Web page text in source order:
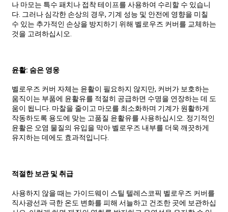
나 마모는 특수 패치나 접착 테이프를 사용하여 수리할 수 있습니
다. 그러나 심각한 손상의 경우, 기계 성능 및 안전에 영향을 미칠
수 있는 추가적인 손상을 방지하기 위해 벨로우즈 커버를 교체하는
것을 고려하십시오.
윤활: 숨은 영웅
벨로우즈 커버 자체는 윤활이 필요하지 않지만, 커버가 보호하는
움직이는 부품에 윤활유를 적절히 공급하면 수명을 연장하는 데 도
움이 됩니다. 마찰을 줄이고 마모를 최소화하며 기계가 원활하게
작동하도록 용도에 맞는 고품질 윤활유를 사용하십시오. 정기적인
윤활은 오염 물질의 유입을 막아 벨로우즈 내부를 더욱 깨끗하게
유지하는 데에도 효과적입니다.
적절한 보관 및 취급
사용하지 않을 때는 가이드웨이 스틸 텔레스코픽 벨로우즈 커버를
직사광선과 극한 온도 변화를 피해 서늘하고 건조한 곳에 보관하십